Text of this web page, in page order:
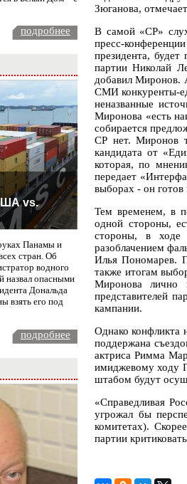
подробнее
vs.
Панамы и
стран. Об
водного
назвал опасными
Дональда
взять его под
подробнее
Зюганова,
В самой «СР»
пресс-
президента,
партии Николай
добавил Миронов.
СМИ конкуренты-
неназванные
Миронова «есть
собирается
СР нет. Миронов
кандидата от
которая, по
передает
выборах - он готов
Тем временем, в
одной стороны,
стороны, в ходе
разоблачением
Илья Пономарев.
также итогам
Миронова лично
представителей
кампании.
Однако конфликта
поддержана
актриса Римма
имиджевому ходу
штабом будут
«Справедливая
угрожал бы
комитетах).
партии